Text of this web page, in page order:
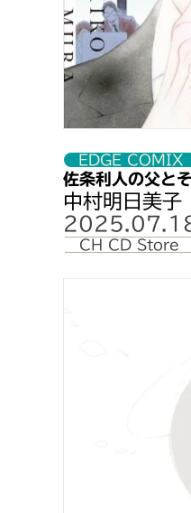
埼玉県
千葉県
丸善
東京都
旭屋
東京都
紀伊
紀伊
東京都
啓文
東京都
啓文
東京都
啓文
東京都
今野書
東京都
三省
東京都
ジュ
東京都
書泉
有隣
星野
谷島
大垣
紀伊
ブッ
キタ
EDGE COMIX
佐条利人の父と
中村明日美子
CH CD Store